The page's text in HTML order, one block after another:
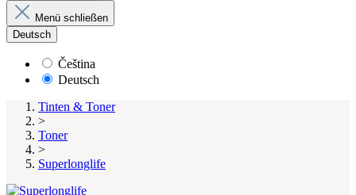
Menü schließen
Deutsch
Čeština
Deutsch
Tinten & Toner
>
Toner
>
Superlonglife